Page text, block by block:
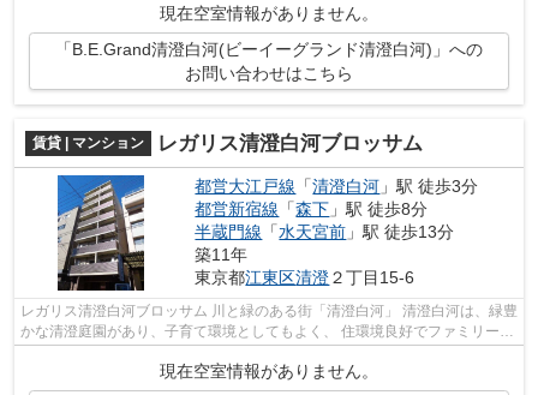
現在空室情報がありません。
「B.E.Grand清澄白河(ビーイーグランド清澄白河)」への
お問い合わせはこちら
賃貸 | マンション レガリス清澄白河ブロッサム
都営大江戸線 「清澄白河 」駅 徒歩3分
都営新宿線 「森下 」駅 徒歩8分
半蔵門線 「水天宮前 」駅 徒歩13分
築11年
東京都江東区清澄２丁目15-6
レガリス清澄白河ブロッサム 川と緑のある街「清澄白河」 清澄白河は、緑豊
かな清澄庭園があり、子育て環境としてもよく、 住環境良好でファミリー層
現在空室情報がありません。